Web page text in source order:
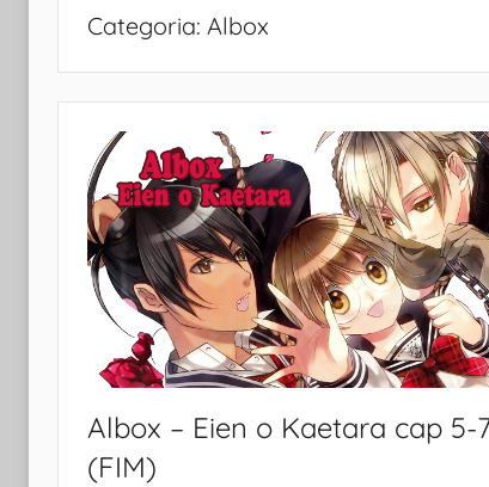
Categoria: Albox
Albox – Eien o Kaetara cap 5-
(FIM)